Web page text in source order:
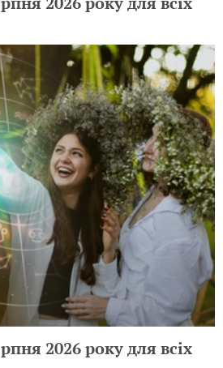
2026 року для всіх